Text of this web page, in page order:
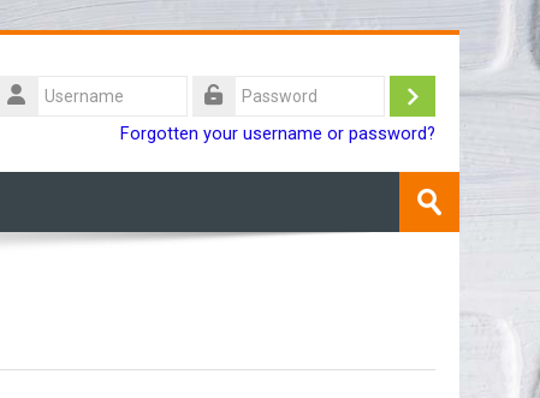
Username
Log
Forgotten your username or password?
Submit